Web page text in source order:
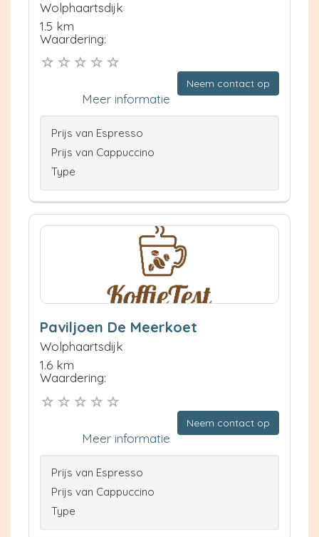
Wolphaartsdijk
1.5 km
Waardering:
Neem contact op
Meer informatie
Prijs van Espresso
Prijs van Cappuccino
Type
Paviljoen De Meerkoet
Wolphaartsdijk
1.6 km
Waardering:
Neem contact op
Meer informatie
Prijs van Espresso
Prijs van Cappuccino
Type